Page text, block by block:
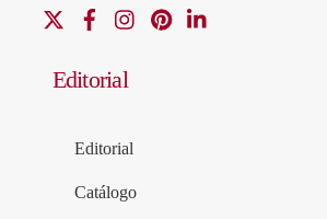
FacebookInstagramPinterest
Editorial
Editorial
Catálogo